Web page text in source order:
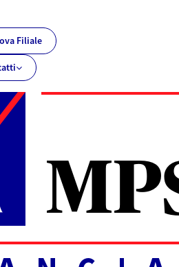
Financial - AXA-MPSFINANCIAL.IT
Filiale